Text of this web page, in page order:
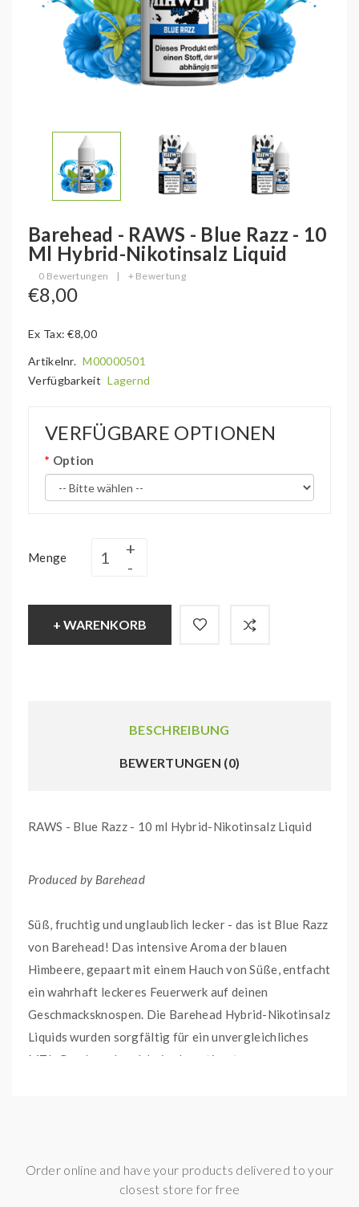
Barehead - RAWS - Blue Razz - 10
Ml Hybrid-Nikotinsalz Liquid
0 Bewertungen | + Bewertung
€8,00
Ex Tax: €8,00
Artikelnr. M00000501
Verfügbarkeit Lagernd
VERFÜGBARE OPTIONEN
Option
Menge
+ WARENKORB
BESCHREIBUNG
BEWERTUNGEN (0)
RAWS - Blue Razz - 10 ml Hybrid-Nikotinsalz Liquid
Produced by Barehead
Süß, fruchtig und unglaublich lecker - das ist Blue Razz
von Barehead! Das intensive Aroma der blauen
Himbeere, gepaart mit einem Hauch von Süße, entfacht
ein wahrhaft leckeres Feuerwerk auf deinen
Geschmacksknospen. Die Barehead Hybrid-Nikotinsalz
Liquids wurden sorgfältig für ein unvergleichliches
MTL-Geschmackserlebnis abgestimmt.
Für ein optimales Geschmackserlebnis empfehlen wir
Order online and have your products delivered to your
closest store for free